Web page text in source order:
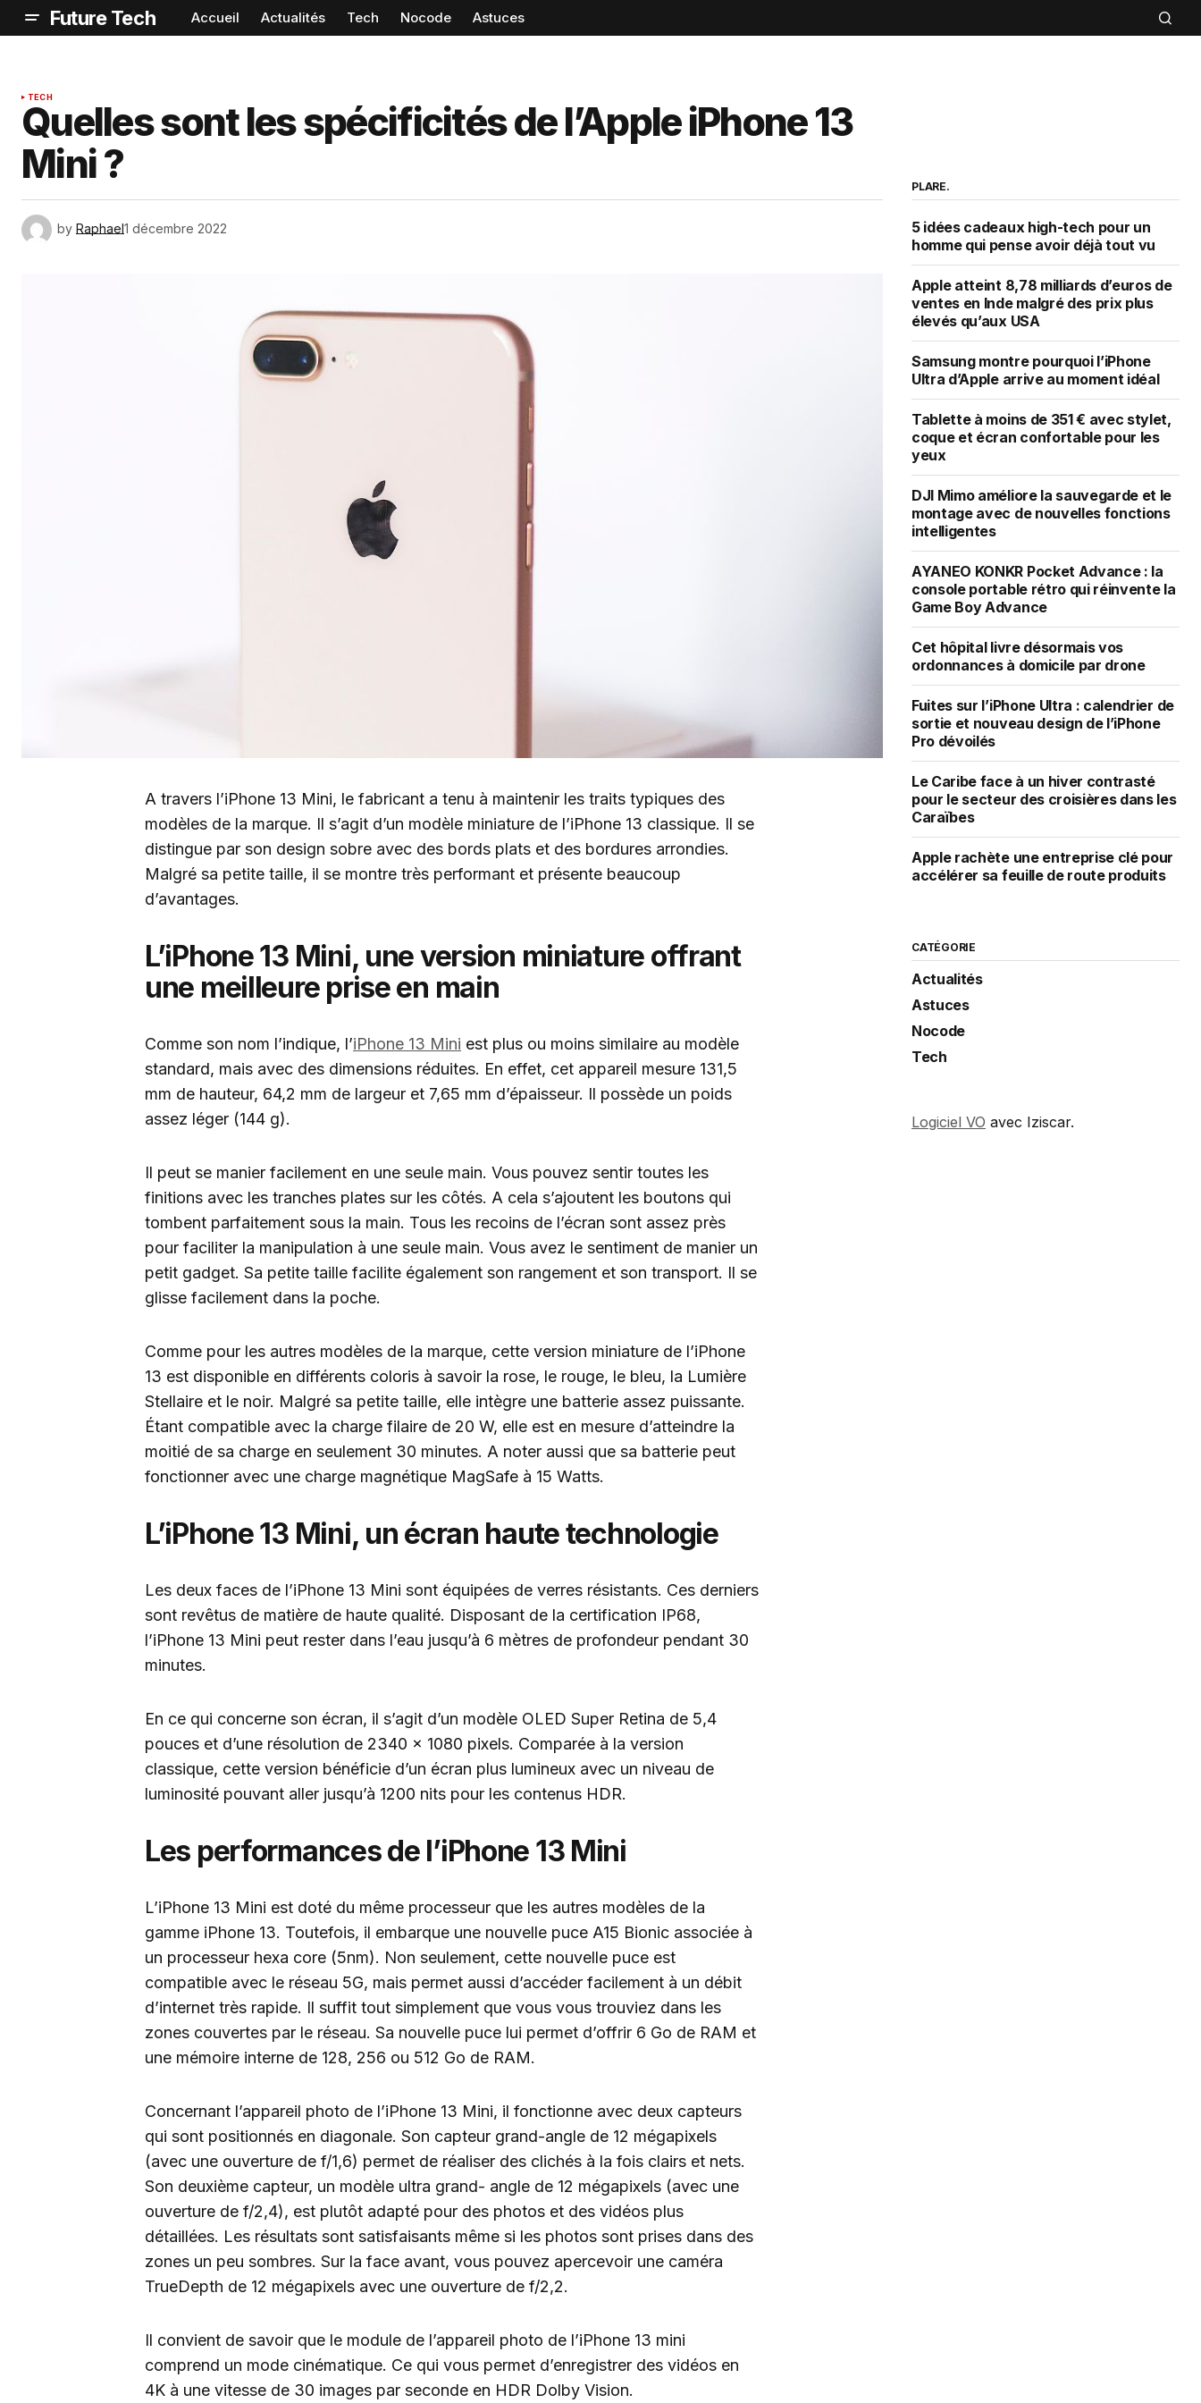
Future Tech Accueil Actualités Tech Nocode Astuces
TECH
Quelles sont les spécificités de l’Apple iPhone 13
Mini ?
by Raphael1 décembre 2022
A travers l’iPhone 13 Mini, le fabricant a tenu à maintenir les traits typiques des
modèles de la marque. Il s’agit d’un modèle miniature de l’iPhone 13 classique. Il se
distingue par son design sobre avec des bords plats et des bordures arrondies.
Malgré sa petite taille, il se montre très performant et présente beaucoup
d’avantages.
L’iPhone 13 Mini, une version miniature offrant
une meilleure prise en main
Comme son nom l’indique, l’iPhone 13 Mini est plus ou moins similaire au modèle
standard, mais avec des dimensions réduites. En effet, cet appareil mesure 131,5
mm de hauteur, 64,2 mm de largeur et 7,65 mm d’épaisseur. Il possède un poids
assez léger (144 g).
Il peut se manier facilement en une seule main. Vous pouvez sentir toutes les
finitions avec les tranches plates sur les côtés. A cela s’ajoutent les boutons qui
tombent parfaitement sous la main. Tous les recoins de l’écran sont assez près
pour faciliter la manipulation à une seule main. Vous avez le sentiment de manier un
petit gadget. Sa petite taille facilite également son rangement et son transport. Il se
glisse facilement dans la poche.
Comme pour les autres modèles de la marque, cette version miniature de l’iPhone
13 est disponible en différents coloris à savoir la rose, le rouge, le bleu, la Lumière
Stellaire et le noir. Malgré sa petite taille, elle intègre une batterie assez puissante.
Étant compatible avec la charge filaire de 20 W, elle est en mesure d’atteindre la
moitié de sa charge en seulement 30 minutes. A noter aussi que sa batterie peut
fonctionner avec une charge magnétique MagSafe à 15 Watts.
L’iPhone 13 Mini, un écran haute technologie
Les deux faces de l’iPhone 13 Mini sont équipées de verres résistants. Ces derniers
sont revêtus de matière de haute qualité. Disposant de la certification IP68,
l’iPhone 13 Mini peut rester dans l’eau jusqu’à 6 mètres de profondeur pendant 30
minutes.
En ce qui concerne son écran, il s’agit d’un modèle OLED Super Retina de 5,4
pouces et d’une résolution de 2340 x 1080 pixels. Comparée à la version
classique, cette version bénéficie d’un écran plus lumineux avec un niveau de
luminosité pouvant aller jusqu’à 1200 nits pour les contenus HDR.
Les performances de l’iPhone 13 Mini
L’iPhone 13 Mini est doté du même processeur que les autres modèles de la
gamme iPhone 13. Toutefois, il embarque une nouvelle puce A15 Bionic associée à
un processeur hexa core (5nm). Non seulement, cette nouvelle puce est
compatible avec le réseau 5G, mais permet aussi d’accéder facilement à un débit
d’internet très rapide. Il suffit tout simplement que vous vous trouviez dans les
zones couvertes par le réseau. Sa nouvelle puce lui permet d’offrir 6 Go de RAM et
une mémoire interne de 128, 256 ou 512 Go de RAM.
Concernant l’appareil photo de l’iPhone 13 Mini, il fonctionne avec deux capteurs
qui sont positionnés en diagonale. Son capteur grand-angle de 12 mégapixels
(avec une ouverture de f/1,6) permet de réaliser des clichés à la fois clairs et nets.
Son deuxième capteur, un modèle ultra grand- angle de 12 mégapixels (avec une
ouverture de f/2,4), est plutôt adapté pour des photos et des vidéos plus
détaillées. Les résultats sont satisfaisants même si les photos sont prises dans des
zones un peu sombres. Sur la face avant, vous pouvez apercevoir une caméra
TrueDepth de 12 mégapixels avec une ouverture de f/2,2.
Il convient de savoir que le module de l’appareil photo de l’iPhone 13 mini
comprend un mode cinématique. Ce qui vous permet d’enregistrer des vidéos en
4K à une vitesse de 30 images par seconde en HDR Dolby Vision.
PLARE.
5 idées cadeaux high-tech pour un
homme qui pense avoir déjà tout vu
Apple atteint 8,78 milliards d’euros de
ventes en Inde malgré des prix plus
élevés qu’aux USA
Samsung montre pourquoi l’iPhone
Ultra d’Apple arrive au moment idéal
Tablette à moins de 351 € avec stylet,
coque et écran confortable pour les
yeux
DJI Mimo améliore la sauvegarde et le
montage avec de nouvelles fonctions
intelligentes
AYANEO KONKR Pocket Advance : la
console portable rétro qui réinvente la
Game Boy Advance
Cet hôpital livre désormais vos
ordonnances à domicile par drone
Fuites sur l’iPhone Ultra : calendrier de
sortie et nouveau design de l’iPhone
Pro dévoilés
Le Caribe face à un hiver contrasté
pour le secteur des croisières dans les
Caraïbes
Apple rachète une entreprise clé pour
accélérer sa feuille de route produits
CATÉGORIE
Actualités
Astuces
Nocode
Tech
Logiciel VO avec Iziscar.